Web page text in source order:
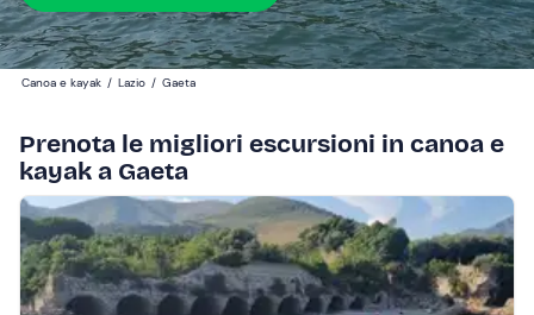
Canoa e kayak / Lazio / Gaeta
Prenota le migliori escursioni in canoa e
kayak a Gaeta